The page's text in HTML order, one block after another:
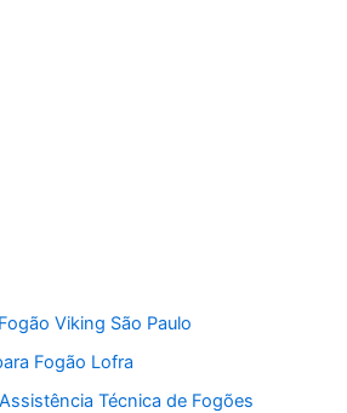
Viking São Paulo
Fogão Lofra
Técnica de Fogões